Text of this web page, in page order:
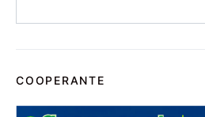
COOPERANTE